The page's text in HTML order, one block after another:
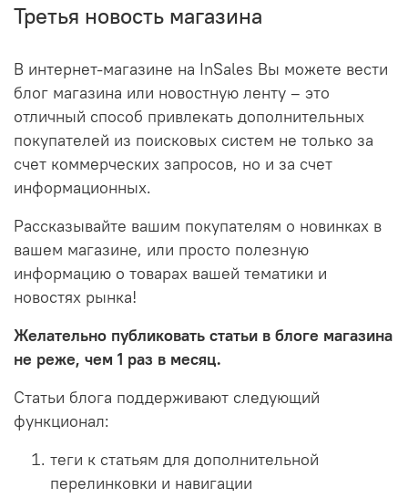
Третья новость магазина
В интернет-магазине на InSales Вы можете вести
блог магазина или новостную ленту – это
отличный способ привлекать дополнительных
покупателей из поисковых систем не только за
счет коммерческих запросов, но и за счет
информационных.
Рассказывайте вашим покупателям о новинках в
вашем магазине, или просто полезную
информацию о товарах вашей тематики и
новостях рынка!
Желательно публиковать статьи в блоге магазина
не реже, чем 1 раз в месяц.
Статьи блога поддерживают следующий
функционал:
теги к статьям для дополнительной
перелинковки и навигации